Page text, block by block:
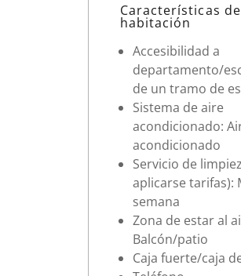
Características
habitación
Accesibilidad a
departamento/
de un tramo de
Sistema de aire
acondicionado:
acondicionado
Servicio de
aplicarse tarifas):
semana
Zona de estar al
Balcón/patio
Caja fuerte/caja